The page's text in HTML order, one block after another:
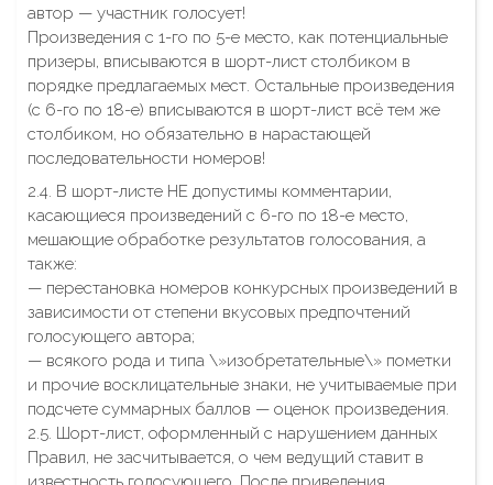
автор — участник голосует!
Произведения с 1-го по 5-е место, как потенциальные
призеры, вписываются в шорт-лист столбиком в
порядке предлагаемых мест. Остальные произведения
(с 6-го по 18-е) вписываются в шорт-лист всё тем же
столбиком, но обязательно в нарастающей
последовательности номеров!
2.4. В шорт-листе НЕ допустимы комментарии,
касающиеся произведений с 6-го по 18-е место,
мешающие обработке результатов голосования, а
также:
— перестановка номеров конкурсных произведений в
зависимости от степени вкусовых предпочтений
голосующего автора;
— всякого рода и типа \»изобретательные\» пометки
и прочие восклицательные знаки, не учитываемые при
подсчете суммарных баллов — оценок произведения.
2.5. Шорт-лист, оформленный с нарушением данных
Правил, не засчитывается, о чем ведущий ставит в